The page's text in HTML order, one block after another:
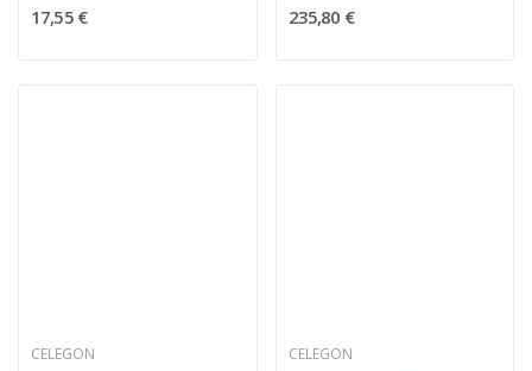
17,55 € 235,80 €
CELEGON CELEGON